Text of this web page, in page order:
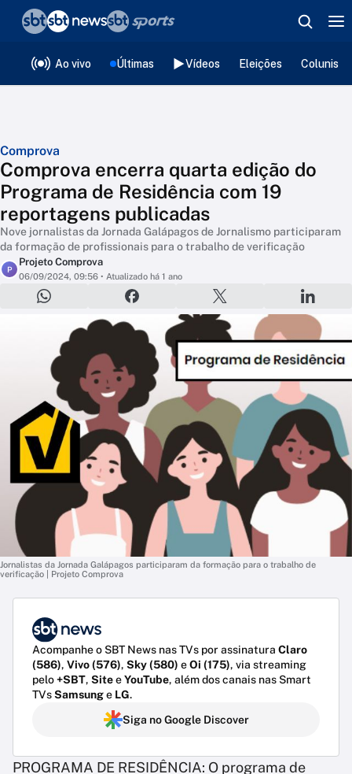
Ao vivo Últimas Vídeos Eleições
Comprova
Comprova encerra quarta edição do
Programa de Residência com 19
reportagens publicadas
Nove jornalistas da Jornada Galápagos de Jornalismo participaram
da formação de profissionais para o trabalho de verificação
P
Projeto Comprova
06/09/2024, 09:56 • Atualizado há 1 ano
Jornalistas da Jornada Galápagos participaram da formação para o trabalho de
verificação | Projeto Comprova
Acompanhe o SBT News nas TVs por assinatura Claro
(586), Vivo (576), Sky (580) eOi (175), via streaming
pelo+SBT, SiteeYouTube, além dos canais nas Smart
TVsSamsunge LG.
Siga no Google Discover
PROGRAMA DE RESIDÊNCIA: O programa de
❮voltar
Editorias